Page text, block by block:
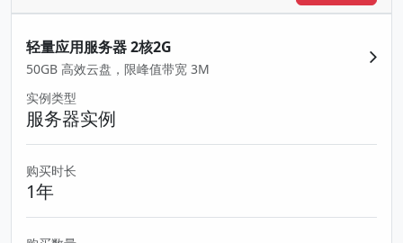
轻量应用服务器 2核2G
50GB 高效云盘，限峰值带宽 3M
实例类型
服务器实例
购买时长
1年